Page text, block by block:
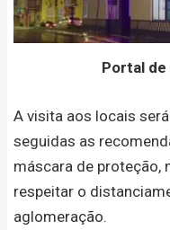
Portal
A visita aos locais
seguidas as
máscara de proteção,
respeitar o
aglomeração.